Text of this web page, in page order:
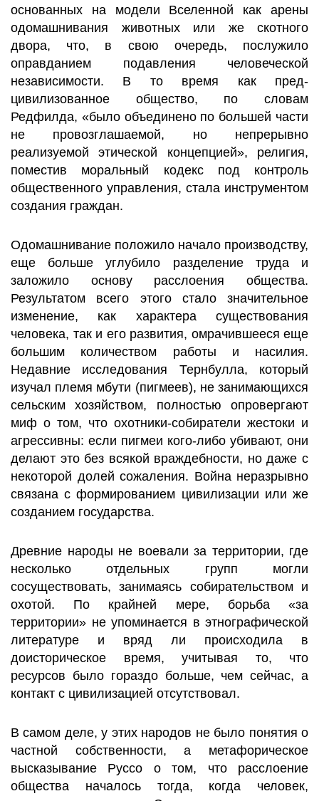
основанных на модели Вселенной как арены
одомашнивания животных или же скотного
двора, что, в свою очередь, послужило
оправданием подавления человеческой
независимости. В то время как пред-
цивилизованное общество, по словам
Редфилда, «было объединено по большей части
не провозглашаемой, но непрерывно
реализуемой этической концепцией», религия,
поместив моральный кодекс под контроль
общественного управления, стала инструментом
создания граждан.
Одомашнивание положило начало производству,
еще больше углубило разделение труда и
заложило основу расслоения общества.
Результатом всего этого стало значительное
изменение, как характера существования
человека, так и его развития, омрачившееся еще
большим количеством работы и насилия.
Недавние исследования Тернбулла, который
изучал племя мбути (пигмеев), не занимающихся
сельским хозяйством, полностью опровергают
миф о том, что охотники-собиратели жестоки и
агрессивны: если пигмеи кого-либо убивают, они
делают это без всякой враждебности, но даже с
некоторой долей сожаления. Война неразрывно
связана с формированием цивилизации или же
созданием государства.
Древние народы не воевали за территории, где
несколько отдельных групп могли
сосуществовать, занимаясь собирательством и
охотой. По крайней мере, борьба «за
территории» не упоминается в этнографической
литературе и вряд ли происходила в
доисторическое время, учитывая то, что
ресурсов было гораздо больше, чем сейчас, а
контакт с цивилизацией отсутствовал.
В самом деле, у этих народов не было понятия о
частной собственности, а метафорическое
высказывание Руссо о том, что расслоение
общества началось тогда, когда человек,